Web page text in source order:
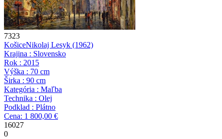
7323
KošiceNikolaj Lesyk (1962)
Krajina : Slovensko
Rok : 2015
Výška : 70 cm
Širka : 90 cm
Kategória : Maľba
Technika : Olej
Podklad : Plátno
Cena: 1 800,00 €
16027
0